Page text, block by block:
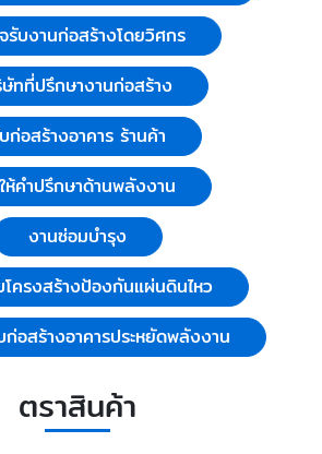
รับงานก่อสร้างโดยวิศกร
ทที่ปรึกษางานก่อสร้าง
ก่อสร้างอาคาร ร้านค้า
ห้คำปรึกษาด้านพลังงาน
งานซ่อมบำรุง
ครงสร้างป้องกันแผ่นดินไหว
อสร้างอาคารประหยัดพลังงาน
ตราสินค้า